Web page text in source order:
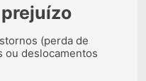
(perda de
ou deslocamentos